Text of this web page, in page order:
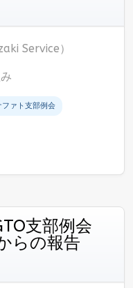
Service）
ファト支部例会
支部例会
らの報告